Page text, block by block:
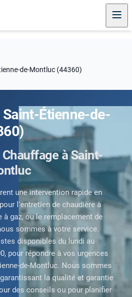
de-Montluc (44360)
Étienne-de-
à Saint-
une intervention rapide en
l'entretien de chaudière à
à gaz, ou le remplacement de
sommes à votre service.
disponibles du lundi au
pour répondre à vos urgences
de-Montluc. Nous sommes
la qualité et garantie
des conseils ou pour planifier